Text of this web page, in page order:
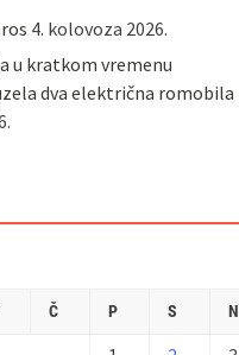
4. kolovoza 2026.
u kratkom vremenu
dva električna romobila
Č P S N